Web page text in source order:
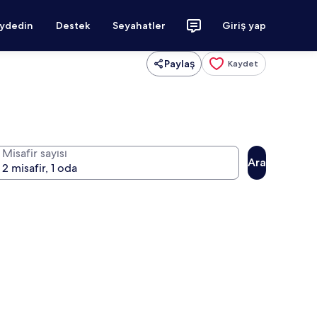
Destek Seyahatler Giriş yap
Paylaş Kaydet
Misafir sayısı
Ara